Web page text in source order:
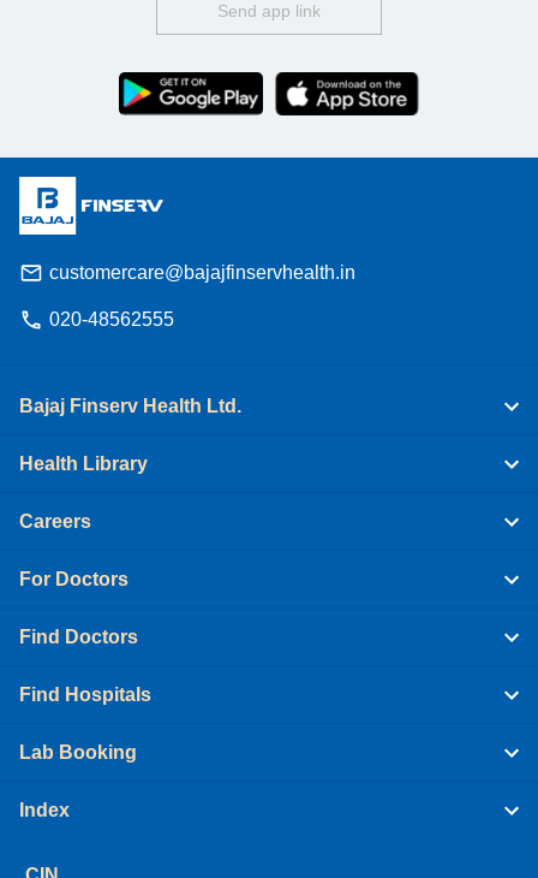
Send app link
customercare@bajajfinservhealth.in
020-48562555
Bajaj Finserv Health Ltd.
Health Library
Careers
For Doctors
Find Doctors
Find Hospitals
Lab Booking
Index